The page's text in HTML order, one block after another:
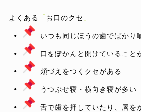
よくある 「 お口のクセ 」
• いつも同じほうの歯でばかり
• 口をぽかんと開けていること
• 頬づえをつくクセがある
• うつぶせ寝・横向き寝が多い
• 舌で歯を押していたり、唇を